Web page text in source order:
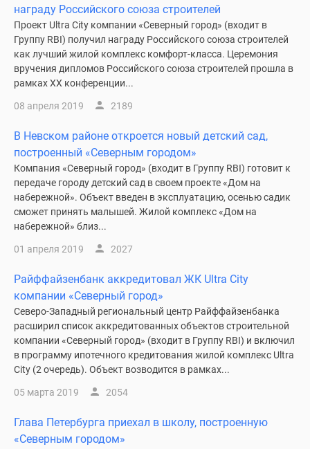
награду Российского союза строителей
Проект Ultra City компании «Северный город» (входит в
Группу RBI) получил награду Российского союза строителей
как лучший жилой комплекс комфорт-класса. Церемония
вручения дипломов Российского союза строителей прошла в
рамках XX конференции...
08 апреля 2019 2189
В Невском районе откроется новый детский сад,
построенный «Северным городом»
Компания «Северный город» (входит в Группу RBI) готовит к
передаче городу детский сад в своем проекте «Дом на
набережной». Объект введен в эксплуатацию, осенью садик
сможет принять малышей. Жилой комплекс «Дом на
набережной» близ...
01 апреля 2019 2027
Райффайзенбанк аккредитовал ЖК Ultra City
компании «Северный город»
Северо-Западный региональный центр Райффайзенбанка
расширил список аккредитованных объектов строительной
компании «Северный город» (входит в Группу RBI) и включил
в программу ипотечного кредитования жилой комплекс Ultra
City (2 очередь). Объект возводится в рамках...
05 марта 2019 2054
Глава Петербурга приехал в школу, построенную
«Северным городом»